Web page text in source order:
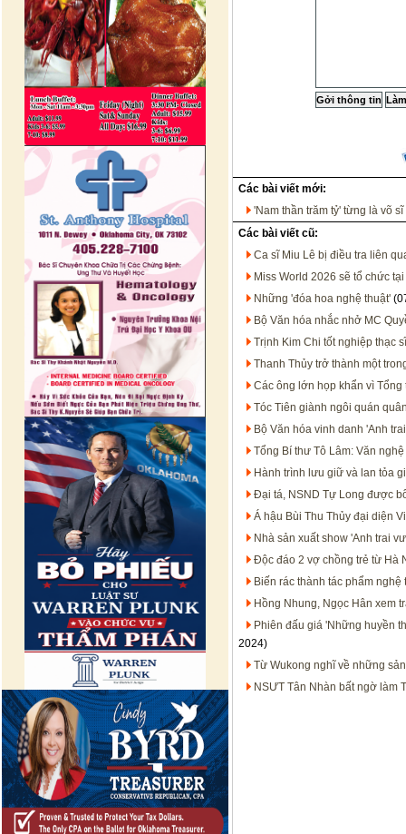
Các bài viết mới:
'Nam thần trăm tỷ' từng là võ
Các bài viết cũ:
Ca sĩ Miu Lê bị điều tra liên
Miss World 2026 sẽ tổ chức
Những 'đóa hoa nghệ thuật'
Bộ Văn hóa nhắc nhở MC
Trịnh Kim Chi tốt nghiệp thạc
Thanh Thủy trở thành một
Các ông lớn họp khẩn vì Tổng
Tóc Tiên giành ngôi quán
Bộ Văn hóa vinh danh 'Anh
Tổng Bí thư Tô Lâm: Văn
Hành trình lưu giữ và lan tỏa
Đại tá, NSND Tự Long được
Á hậu Bùi Thu Thủy đại diện
Nhà sản xuất show 'Anh trai
Độc đáo 2 vợ chồng trẻ từ Hà
Biến rác thành tác phẩm nghệ
Hồng Nhung, Ngọc Hân xem
Phiên đấu giá 'Những huyền
2024)
Từ Wukong nghĩ về những
NSƯT Tân Nhàn bất ngờ làm